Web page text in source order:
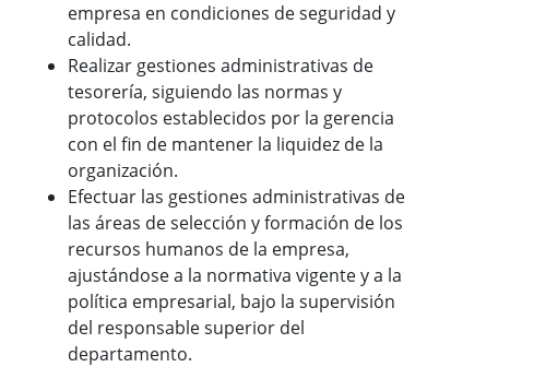
empresa en condiciones de seguridad y
calidad.
Realizar gestiones administrativas de
tesorería, siguiendo las normas y
protocolos establecidos por la gerencia
con el fin de mantener la liquidez de la
organización.
Efectuar las gestiones administrativas de
las áreas de selección y formación de los
recursos humanos de la empresa,
ajustándose a la normativa vigente y a la
política empresarial, bajo la supervisión
del responsable superior del
departamento.